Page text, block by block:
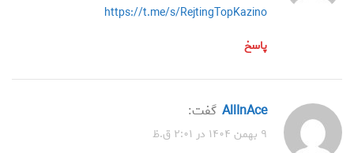
https://t.me/s/RejtingTopKazino
پاسخ
AllInAce گفت:
۹ بهمن ۱۴۰۴ در ۲:۰۱ ق.ظ